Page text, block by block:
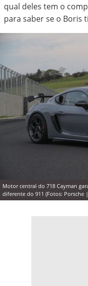
qual deles tem o
para saber se o Boris
Motor central do 718 Cayman
diferente do 911 (Fotos: Porsche